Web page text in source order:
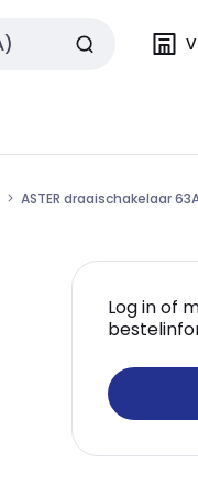
ASTER draaischakelaar
Log in of